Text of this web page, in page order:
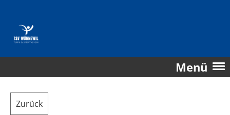
Menü
Zurück